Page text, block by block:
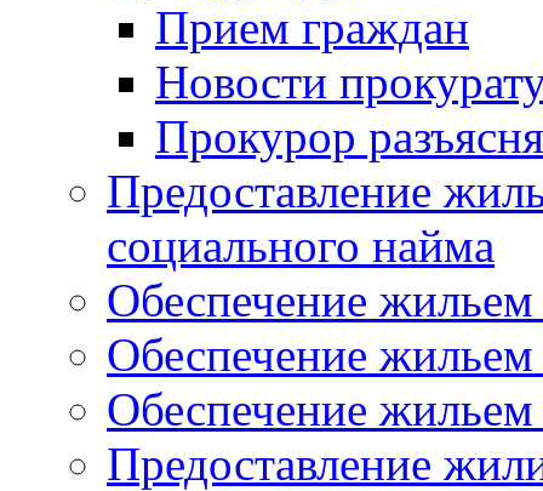
Прием граждан
Новости
Прокурор
Предоставление
социального найма
Обеспечение
Обеспечение
Обеспечение жильем
Предоставление